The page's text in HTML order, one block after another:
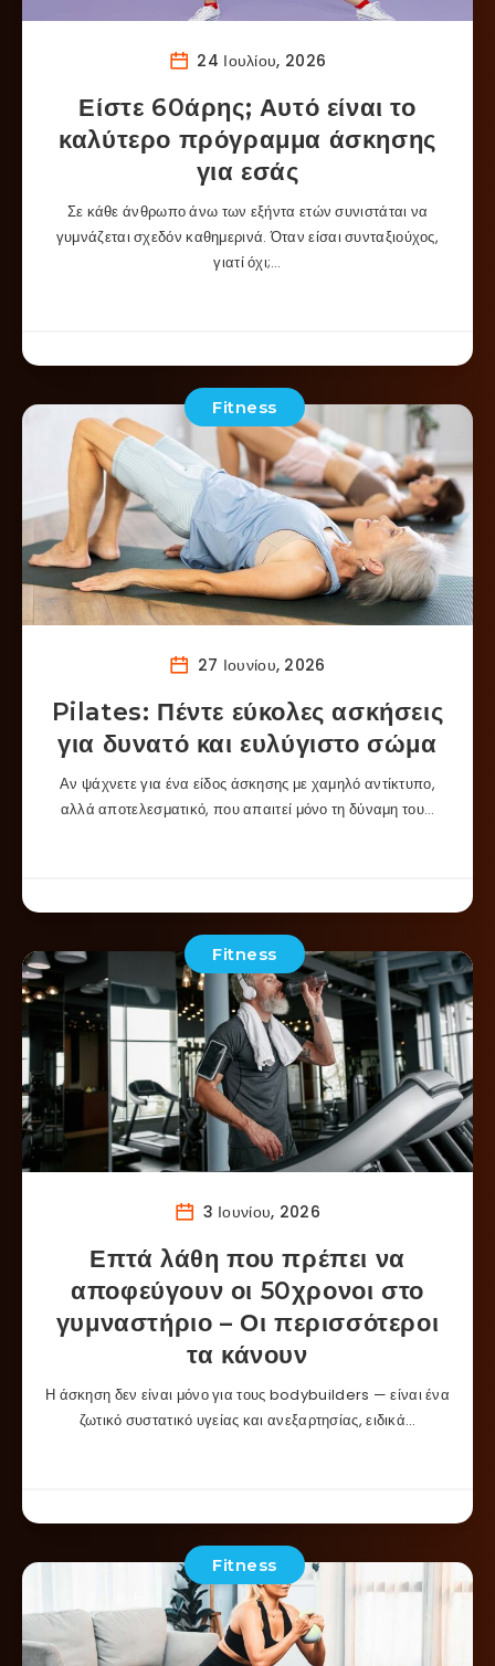
24 Ιουλίου, 2026
Είστε 60άρης; Αυτό είναι το
καλύτερο πρόγραμμα άσκησης
για εσάς
Σε κάθε άνθρωπο άνω των εξήντα ετών συνιστάται να
γυμνάζεται σχεδόν καθημερινά. Όταν είσαι συνταξιούχος,
γιατί όχι;…
Fitness
27 Ιουνίου, 2026
Pilates: Πέντε εύκολες ασκήσεις
για δυνατό και ευλύγιστο σώμα
Αν ψάχνετε για ένα είδος άσκησης με χαμηλό αντίκτυπο,
αλλά αποτελεσματικό, που απαιτεί μόνο τη δύναμη του…
Fitness
3 Ιουνίου, 2026
Επτά λάθη που πρέπει να
αποφεύγουν οι 50χρονοι στο
γυμναστήριο – Οι περισσότεροι
τα κάνουν
Η άσκηση δεν είναι μόνο για τους bodybuilders — είναι ένα
ζωτικό συστατικό υγείας και ανεξαρτησίας, ειδικά…
Fitness